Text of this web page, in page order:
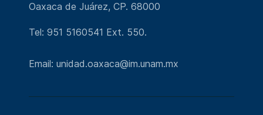
Oaxaca de Juárez, CP. 68000
Tel: 951 5160541 Ext. 550.
Email: unidad.oaxaca@im.unam.mx